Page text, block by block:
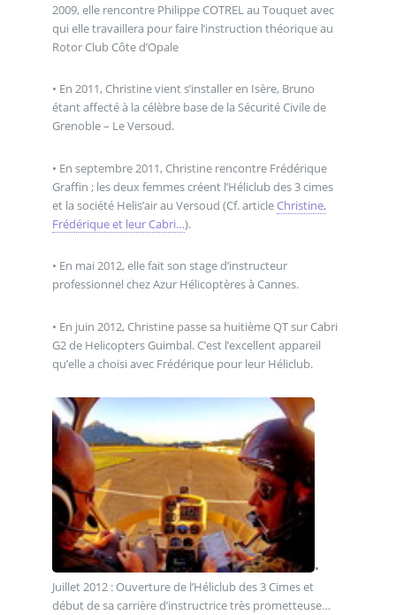
2009, elle rencontre Philippe COTREL au Touquet avec
qui elle travaillera pour faire l’instruction théorique au
Rotor Club Côte d’Opale
• En 2011, Christine vient s’installer en Isère, Bruno
étant affecté à la célèbre base de la Sécurité Civile de
Grenoble – Le Versoud.
• En septembre 2011, Christine rencontre Frédérique
Graffin ; les deux femmes créent l’Héliclub des 3 cimes
et la société Helis’air au Versoud (Cf. articleChristine,
Frédérique et leur Cabri…).
• En mai 2012, elle fait son stage d’instructeur
professionnel chez Azur Hélicoptères à Cannes.
• En juin 2012, Christine passe sa huitième QT sur Cabri
G2 de Helicopters Guimbal. C’est l’excellent appareil
qu’elle a choisi avec Frédérique pour leur Héliclub.
•
Juillet 2012 : Ouverture de l’Héliclub des 3 Cimes et
début de sa carrière d’instructrice très prometteuse…